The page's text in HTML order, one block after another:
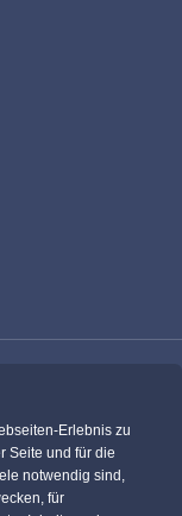
Erlebnis zu
Seite und für die
notwendig sind,
für